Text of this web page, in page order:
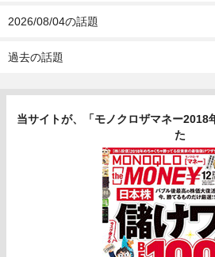
2026/08/04の話題
過去の話題
当サイトが、「モノクロザマネー2018
た